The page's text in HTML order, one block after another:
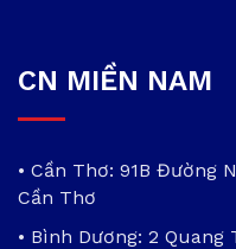
CN MIỀN NAM
• Cần Thơ: 91B Đường
Cần Thơ
• Bình Dương: 2